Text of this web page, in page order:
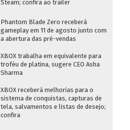
Steam; confira ao trailer
Phantom Blade Zero receberá
gameplay em 11 de agosto junto com
a abertura das pré-vendas
XBOX trabalha em equivalente para
troféu de platina, sugere CEO Asha
Sharma
XBOX receberá melhorias para o
sistema de conquistas, capturas de
tela, salvamentos e listas de desejo;
confira